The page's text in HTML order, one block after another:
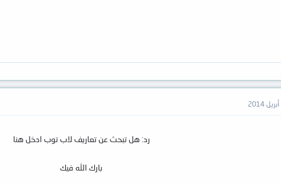
رد: هل تبحث عن تعاريف لاب توب ادخل هنا
بارك الله فيك